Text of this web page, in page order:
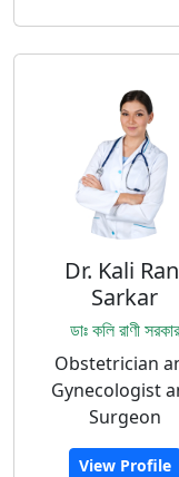
Dr. Kali
Sarkar
ডাঃ কলি রাণী সরকার
Obstetrician
Gynecologist
Surgeon
View Profile